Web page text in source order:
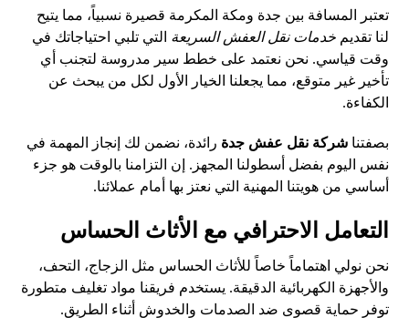
تعتبر المسافة بين جدة ومكة المكرمة قصيرة نسبياً، مما يتيح
لنا تقديمخدمات نقل العفش السريعة التي تلبي احتياجاتك في
وقت قياسي. نحن نعتمد على خطط سير مدروسة لتجنب أي
تأخير غير متوقع، مما يجعلنا الخيار الأول لكل من يبحث عن
الكفاءة.
بصفتناشركة نقل عفش جدة رائدة، نضمن لك إنجاز المهمة في
نفس اليوم بفضل أسطولنا المجهز. إن التزامنا بالوقت هو جزء
أساسي من هويتنا المهنية التي نعتز بها أمام عملائنا.
التعامل الاحترافي مع الأثاث الحساس
نحن نولي اهتماماً خاصاً للأثاث الحساس مثل الزجاج، التحف،
والأجهزة الكهربائية الدقيقة. يستخدم فريقنا مواد تغليف متطورة
توفر حماية قصوى ضد الصدمات والخدوش أثناء الطريق.